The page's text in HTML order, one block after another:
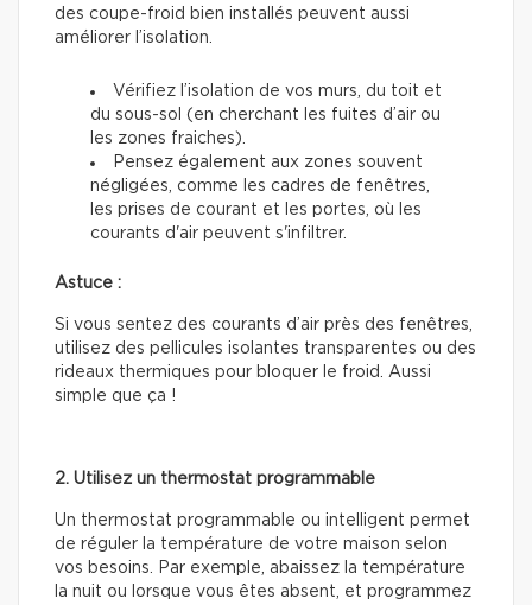
des coupe-froid bien installés peuvent aussi
améliorer l’isolation.
Vérifiez l’isolation de vos murs, du toit et
du sous-sol (en cherchant les fuites d’air ou
les zones fraiches).
Pensez également aux zones souvent
négligées, comme les cadres de fenêtres,
les prises de courant et les portes, où les
courants d'air peuvent s'infiltrer.
Astuce :
Si vous sentez des courants d’air près des fenêtres,
utilisez des pellicules isolantes transparentes ou des
rideaux thermiques pour bloquer le froid. Aussi
simple que ça !
2. Utilisez un thermostat programmable
Un thermostat programmable ou intelligent permet
de réguler la température de votre maison selon
vos besoins. Par exemple, abaissez la température
la nuit ou lorsque vous êtes absent, et programmez